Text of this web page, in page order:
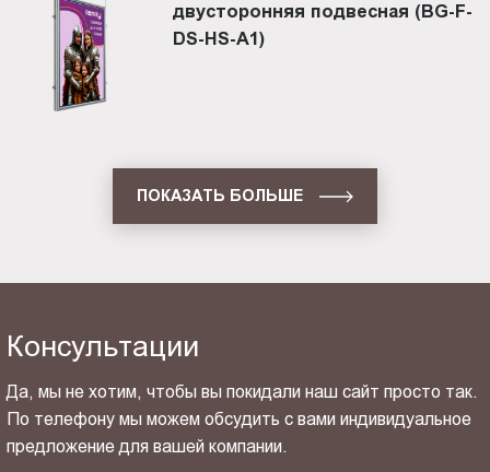
двусторонняя подвесная (BG-F-
DS-HS-A1)
ПОКАЗАТЬ БОЛЬШЕ
Консультации
Да, мы не хотим, чтобы вы покидали наш сайт просто так.
По телефону мы можем обсудить с вами индивидуальное
предложение для вашей компании.
ОТПРАВИТЬ СВОЙ КОНТАКТ